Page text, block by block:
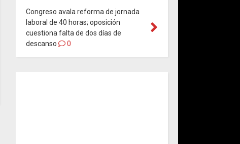
Congreso avala reforma de jornada
laboral de 40 horas; oposición
cuestiona falta de dos días de
descanso
0